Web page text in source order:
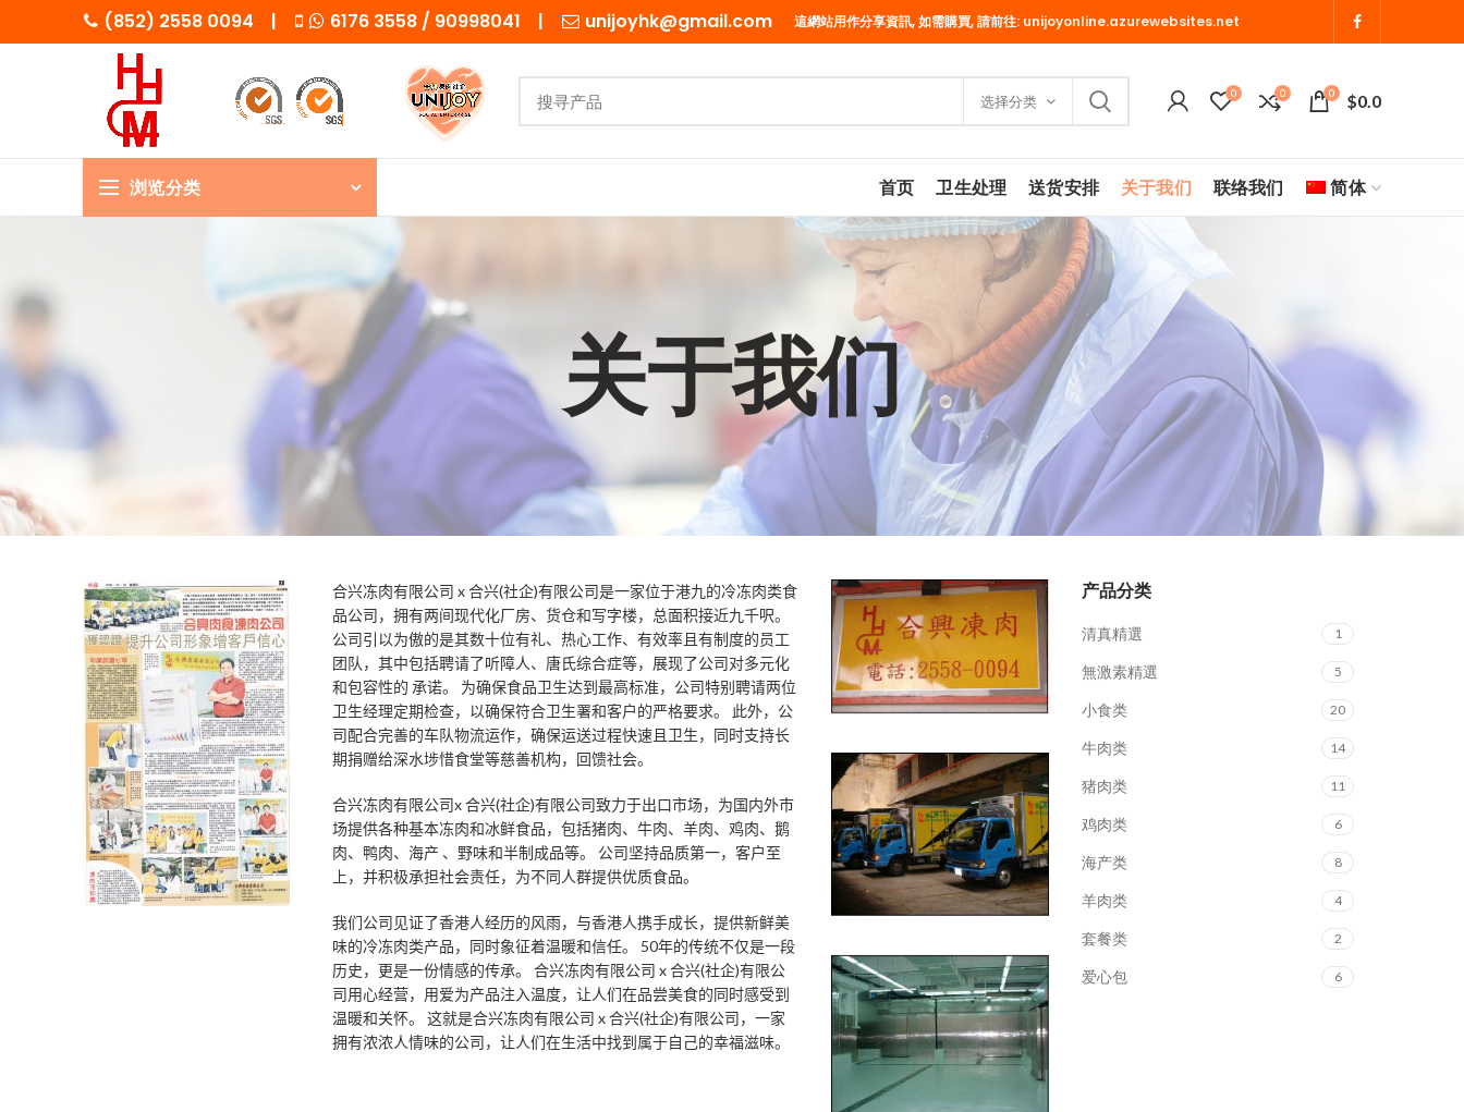
(852) 2558 0094 | 6176 3558 / 90998041 | unijoyhk@gmail.com 這網站用作分享資訊, 如需購買, 請前往: unijoyonline.azurewebsites.net
选择分类 0 0 0 $0.0
浏览分类 首页 卫生处理 送货安排 关于我们 联络我们 简体
关于我们
合兴冻肉有限公司 x 合兴(社企)有限公司是一家位于港九的冷冻肉类食
品公司，拥有两间现代化厂房、货仓和写字楼，总面积接近九千呎。
公司引以为傲的是其数十位有礼、热心工作、有效率且有制度的员工
团队，其中包括聘请了听障人、唐氏综合症等，展现了公司对多元化
和包容性的 承诺。
为确保食品卫生达到最高标准，公司特别聘请两位
卫生经理定期检查，以确保符合卫生署和客户的严格要求。
此外，公
司配合完善的车队物流运作，确保运送过程快速且卫生，同时支持长
期捐赠给深水埗惜食堂等慈善机构，回馈社会。
合兴冻肉有限公司x 合兴(社企)有限公司致力于出口市场，为国内外市
场提供各种基本冻肉和冰鲜食品，包括猪肉、牛肉、羊肉、鸡肉、鹅
肉、鸭肉、海产 、野味和半制成品等。
公司坚持品质第一，客户至
上，并积极承担社会责任，为不同人群提供优质食品。
我们公司见证了香港人经历的风雨，与香港人携手成长，提供新鲜美
味的冷冻肉类产品，同时象征着温暖和信任。
50年的传统不仅是一段
历史，更是一份情感的传承。
合兴冻肉有限公司 x 合兴(社企)有限公
司用心经营，用爱为产品注入温度，让人们在品尝美食的同时感受到
温暖和关怀。
这就是合兴冻肉有限公司 x 合兴(社企)有限公司，一家
拥有浓浓人情味的公司，让人们在生活中找到属于自己的幸福滋味。
产品分类
清真精選 1
無激素精選 5
小食类 20
牛肉类 14
猪肉类 11
鸡肉类 6
海产类 8
羊肉类 4
套餐类 2
爱心包 6